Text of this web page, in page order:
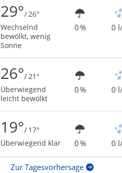
29°/ 26°
Wechselnd
bewölkt, wenig
Sonne
0 % 0
26°/ 21°
Überwiegend
leicht bewölkt
0 % 0
19°/ 17°
Überwiegend klar
0 % 0
Zur Tagesvorhersage